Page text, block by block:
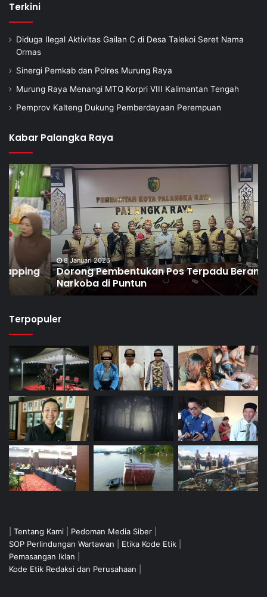
Terkini
Diduga Ilegal Aktivitas Gailan C di Desa Talekoi Seret Nama
Ormas
Sinergi Pemkab dan Polres Murung Raya
Murung Raya Menangi MTQ Korpri VIII Kalimantan Tengah
Pemprov Kalteng Dukung Pemberdayaan Perempuan
Kabar Palangka Raya
8 Januari 2026
Dorong Pembentukan Pos Terpadu Berantas
Narkoba di Puntun
Terpopuler
Tentang Kami Pedoman Media Siber
SOP Perlindungan Wartawan
Etika Kode Etik
Pemasangan Iklan
Kode Etik Redaksi dan Perusahaan